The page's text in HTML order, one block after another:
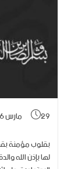
29 مارس 2026
بقلوب مؤمنة
لها بإذن الله